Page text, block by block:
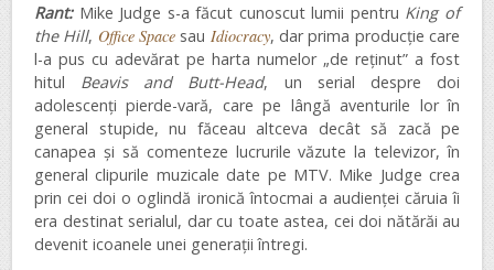
Rant: Mike Judge s-a făcut cunoscut lumii pentru King of
the Hill, Office Space sau Idiocracy, dar prima producție care
l-a pus cu adevărat pe harta numelor „de reținut” a fost
hitul Beavis and Butt-Head, un serial despre doi
adolescenți pierde-vară, care pe lângă aventurile lor în
general stupide, nu făceau altceva decât să zacă pe
canapea și să comenteze lucrurile văzute la televizor, în
general clipurile muzicale date pe MTV. Mike Judge crea
prin cei doi o oglindă ironică întocmai a audienței căruia îi
era destinat serialul, dar cu toate astea, cei doi nătărăi au
devenit icoanele unei generații întregi.